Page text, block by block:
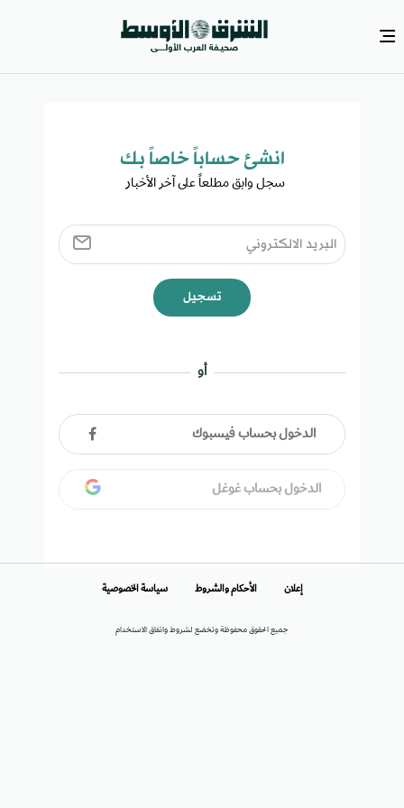
انشئ حساباً خاصاً بك​
سجل وابق مطلعاً على آخر الأخبار ​
تسجيل
أو
الدخول بحساب فيسبوك
الدخول بحساب غوغل
جميع الحقوق محفوظة وتخضع لشروط واتفاق الاستخدام
إعلان الأحكام والشروط سياسة الخصوصية